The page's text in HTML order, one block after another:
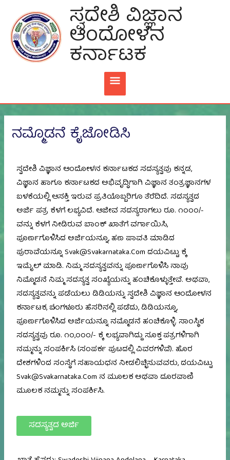
Content
ಸ್ವದೇಶಿ ವಿಜ್ಞಾನ
ಆಂದೋಳನ
ಕರ್ನಾಟಕ
MAIN
MENU
ನಮ್ಮೊಡನೆ ಕೈಜೋಡಿಸಿ
ಸ್ವದೇಶಿ ವಿಜ್ಞಾನ ಆಂದೋಳನ ಕರ್ನಾಟಕದ ಸದಸ್ಯತ್ವವು ಕನ್ನಡ,
ವಿಜ್ಞಾನ ಹಾಗೂ ಕರ್ನಾಟಕದ ಅಭಿವೃದ್ಧಿಗಾಗಿ ವಿಜ್ಞಾನ ತಂತ್ರಜ್ಞಾನಗಳ
ಬಳಕೆಯಲ್ಲಿ ಆಸಕ್ತಿ ಇರುವ ಪ್ರತಿಯೊಬ್ಬರಿಗೂ ತೆರೆದಿದೆ. ಸದಸ್ಯತ್ವದ
ಅರ್ಜಿ ಪತ್ರ ಕೆಳಗೆ ಲಭ್ಯವಿದೆ. ಆಜೀವ ಸದಸ್ಯರಾಗಲು ರೂ. ೧೦೦೦/-
ವನ್ನು ಕೆಳಗೆ ನೀಡಿರುವ ಬಾಂಕ್ ಖಾತೆಗೆ ವರ್ಗಾಯಿಸಿ,
ಪೂರ್ಣಗೊಳಿಸಿದ ಅರ್ಜಿಯನ್ನೂ, ಹಣ ಪಾವತಿ ಮಾಡಿದ
ಪುರಾವೆಯನ್ನೂ Svak@svakarnataka.com ದಯವಿಟ್ಟು ಕ್ಕೆ
ಇಮೈಲ್ ಮಾಡಿ. ನಿಮ್ಮ ಸದಸ್ಯತ್ವವನ್ನು ಪೂರ್ಣಗೊಳಿಸಿ ನಾವು
ನಿಮ್ಮೊಡನೆ ನಿಮ್ಮ ಸದಸ್ಯತ್ವ ಸಂಖ್ಯೆಯನ್ನು ಹಂಚಿಕೊಳ್ಳುತ್ತೇವೆ. ಅಥವಾ,
ಸದಸ್ಯತ್ವವನ್ನು ಪಡೆಯಲು ಡಿಡಿಯನ್ನು ಸ್ವದೇಶಿ ವಿಜ್ಞಾನ ಆಂದೋಳನ
ಕರ್ನಾಟಕ, ಬೆಂಗಳೂರು ಹೆಸರಿನಲ್ಲಿ ಪಡೆದು, ಡಿಡಿಯನ್ನೂ,
ಪೂರ್ಣಗೊಳಿಸಿದ ಅರ್ಜಿಯನ್ನೂ ನಮ್ಮೊಡನೆ ಹಂಚಿಕೊಳ್ಳಿ. ಸಾಂಸ್ಥಿಕ
ಸದಸ್ಯತ್ವವು ರೂ. ೧೦,೦೦೦/- ಕ್ಕೆ ಲಭ್ಯವಾಗಿದ್ದು ಸೂಕ್ತ ಪತ್ರಗಳಿಗಾಗಿ
ನಮ್ಮನ್ನು ಸಂಪರ್ಕಿಸಿ (ಸಂಪರ್ಕ ಪುಟದಲ್ಲಿ ವಿವರಗಳಿವೆ). ಹೊರ
ದೇಶಗಳಿಂದ ಸಂಸ್ಥೆಗೆ ಸಹಾಯಧನ ನೀಡಲಿಚ್ಛಿಸುವವರು, ದಯವಿಟ್ಟು
Svak@svakarnataka.com ನ ಮೂಲಕ ಅಥವಾ ದೂರವಾಣಿ
ಮೂಲಕ ನಮ್ಮನ್ನು ಸಂಪರ್ಕಿಸಿ.
ಸದಸ್ಯತ್ವದ ಅರ್ಜಿ